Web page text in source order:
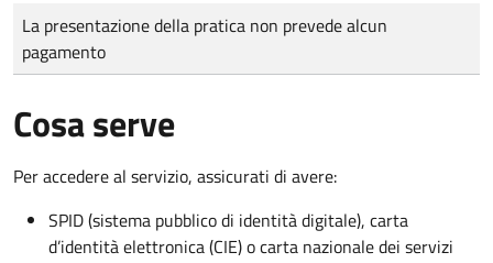
Tipo di pagamento
Importo
La presentazione della pratica non prevede alcun
pagamento
Cosa serve
Per accedere al servizio, assicurati di avere:
SPID (sistema pubblico di identità digitale), carta
d’identità elettronica (CIE) o carta nazionale dei servizi